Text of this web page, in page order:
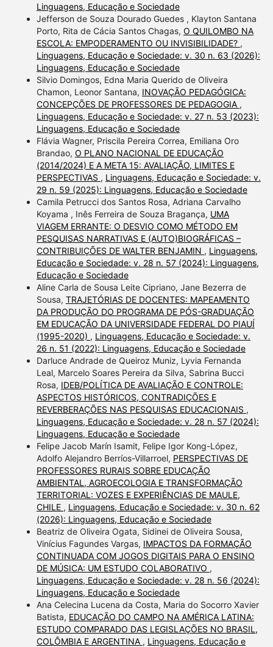
Linguagens, Educação e Sociedade
Jefferson de Souza Dourado Guedes , Klayton Santana
Porto, Rita de Cácia Santos Chagas, O QUILOMBO NA
ESCOLA: EMPODERAMENTO OU INVISIBILIDADE? ,
Linguagens, Educação e Sociedade: v. 30 n. 63 (2026):
Linguagens, Educação e Sociedade
Silvio Domingos, Edna Maria Querido de Oliveira
Chamon, Leonor Santana, INOVAÇÃO PEDAGÓGICA:
CONCEPÇÕES DE PROFESSORES DE PEDAGOGIA ,
Linguagens, Educação e Sociedade: v. 27 n. 53 (2023):
Linguagens, Educação e Sociedade
Flávia Wagner, Priscila Pereira Correa, Emiliana Oro
Brandao, O PLANO NACIONAL DE EDUCAÇÃO
(2014/2024) E A META 15: AVALIAÇÃO, LIMITES E
PERSPECTIVAS , Linguagens, Educação e Sociedade: v.
29 n. 59 (2025): Linguagens, Educação e Sociedade
Camila Petrucci dos Santos Rosa, Adriana Carvalho
Koyama , Inês Ferreira de Souza Bragança, UMA
VIAGEM ERRANTE: O DESVIO COMO MÉTODO EM
PESQUISAS NARRATIVAS E (AUTO)BIOGRÁFICAS –
CONTRIBUIÇÕES DE WALTER BENJAMIN , Linguagens,
Educação e Sociedade: v. 28 n. 57 (2024): Linguagens,
Educação e Sociedade
Aline Carla de Sousa Leite Cipriano, Jane Bezerra de
Sousa, TRAJETÓRIAS DE DOCENTES: MAPEAMENTO
DA PRODUÇÃO DO PROGRAMA DE PÓS-GRADUAÇÃO
EM EDUCAÇÃO DA UNIVERSIDADE FEDERAL DO PIAUÍ
(1995-2020) , Linguagens, Educação e Sociedade: v.
26 n. 51 (2022): Linguagens, Educação e Sociedade
Darluce Andrade de Queiroz Muniz, Lyvia Fernanda
Leal, Marcelo Soares Pereira da Silva, Sabrina Bucci
Rosa, IDEB/POLÍTICA DE AVALIAÇÃO E CONTROLE:
ASPECTOS HISTÓRICOS, CONTRADIÇÕES E
REVERBERAÇÕES NAS PESQUISAS EDUCACIONAIS ,
Linguagens, Educação e Sociedade: v. 28 n. 57 (2024):
Linguagens, Educação e Sociedade
Felipe Jacob Marín Isamit, Felipe Igor Kong-López,
Adolfo Alejandro Berríos-Villarroel, PERSPECTIVAS DE
PROFESSORES RURAIS SOBRE EDUCAÇÃO
AMBIENTAL, AGROECOLOGIA E TRANSFORMAÇÃO
TERRITORIAL: VOZES E EXPERIÊNCIAS DE MAULE,
CHILE , Linguagens, Educação e Sociedade: v. 30 n. 62
(2026): Linguagens, Educação e Sociedade
Beatriz de Oliveira Ogata, Sidinei de Oliveira Sousa,
Vinícius Fagundes Vargas, IMPACTOS DA FORMAÇÃO
CONTINUADA COM JOGOS DIGITAIS PARA O ENSINO
DE MÚSICA: UM ESTUDO COLABORATIVO ,
Linguagens, Educação e Sociedade: v. 28 n. 56 (2024):
Linguagens, Educação e Sociedade
Ana Celecina Lucena da Costa, Maria do Socorro Xavier
Batista, EDUCAÇÃO DO CAMPO NA AMÉRICA LATINA:
ESTUDO COMPARADO DAS LEGISLAÇÕES NO BRASIL,
COLÔMBIA E ARGENTINA , Linguagens, Educação e